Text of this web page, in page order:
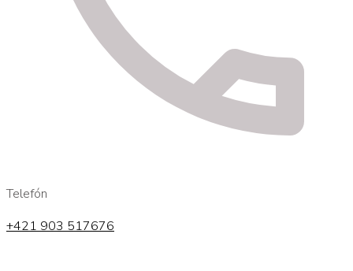
Telefón
+421 903 517676